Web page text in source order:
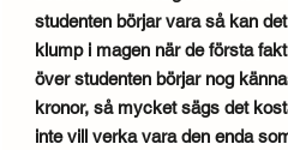
studenten börjar vara så kan
klump i magen när de första
över studenten börjar nog
kronor, så mycket sägs det
inte vill verka vara den enda